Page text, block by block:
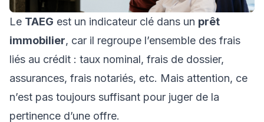
Le TAEG est un indicateur clé dans un prêt
immobilier, car il regroupe l’ensemble des frais
liés au crédit : taux nominal, frais de dossier,
assurances, frais notariés, etc. Mais attention, ce
n’est pas toujours suffisant pour juger de la
pertinence d’une offre.